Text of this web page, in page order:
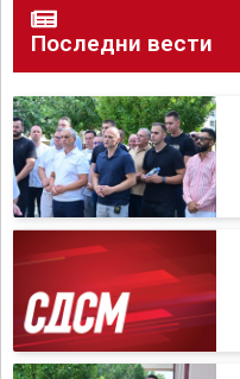
Последни вести